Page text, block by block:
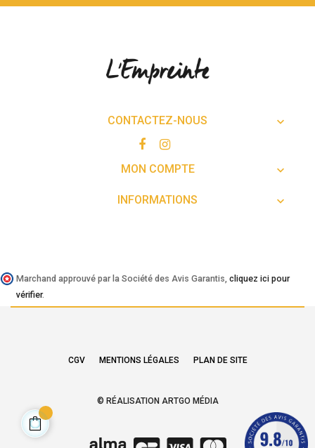
CONTACTEZ-NOUS 
MON COMPTE 
INFORMATIONS 
Marchand approuvé par la Société des Avis Garantis, cliquez ici pour
vérifier.
CGV MENTIONS LÉGALES PLAN DE SITE
© RÉALISATION ARTGO MÉDIA